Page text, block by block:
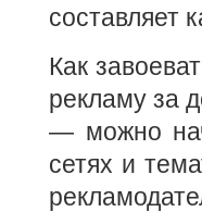
составляет
Как
рекламу за
— можно
сетях и